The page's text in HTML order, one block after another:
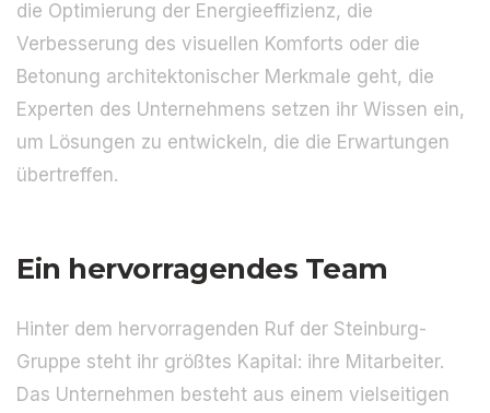
die Optimierung der Energieeffizienz, die
Verbesserung des visuellen Komforts oder die
Betonung architektonischer Merkmale geht, die
Experten des Unternehmens setzen ihr Wissen ein,
um Lösungen zu entwickeln, die die Erwartungen
übertreffen.
Ein hervorragendes Team
Hinter dem hervorragenden Ruf der Steinburg-
Gruppe steht ihr größtes Kapital: ihre Mitarbeiter.
Das Unternehmen besteht aus einem vielseitigen